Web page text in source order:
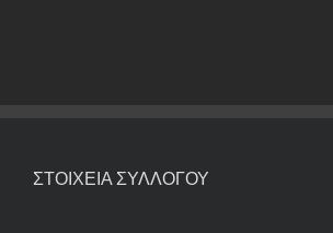
ΣΤΟΙΧΕΙΑ ΣΥΛΛΟΓΟΥ